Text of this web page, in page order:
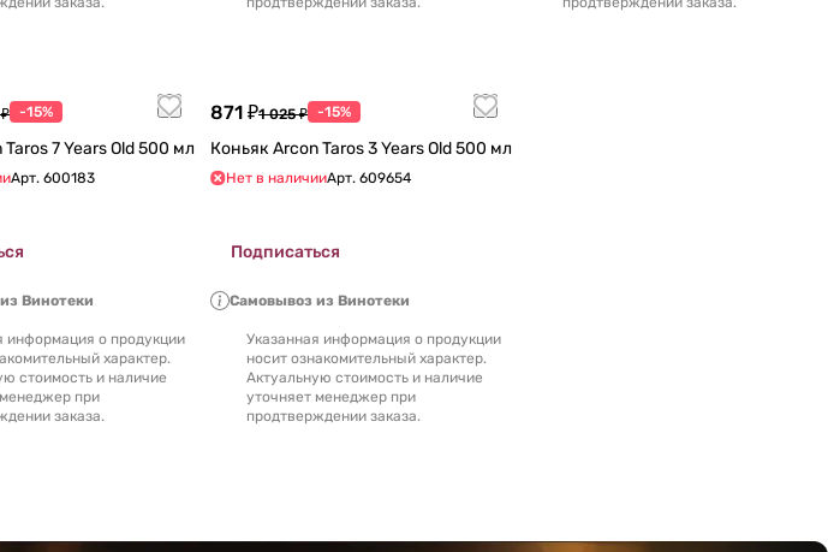
-15%
Коньяк Arcon Taros 7 Years Old 500 мл
Арт. 600183
Винотеки
информация о продукции
характер.
стоимость и наличие
при
заказа.
871 ₽1 025 ₽ -15%
Коньяк Arcon Taros 3 Years Old 500 мл
Нет в наличииАрт. 609654
Подписаться
Самовывоз из Винотеки
Указанная информация о продукции
носит ознакомительный характер.
Актуальную стоимость и наличие
уточняет менеджер при
продтверждении заказа.